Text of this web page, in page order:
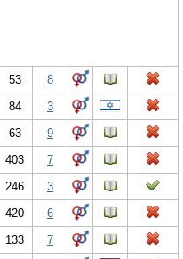
53
8
84
3
63
9
403
7
246
3
420
6
133
7